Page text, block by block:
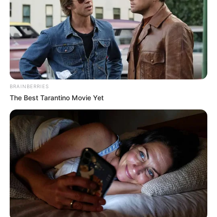
BRAINBERRIES
The Best Tarantino Movie Yet